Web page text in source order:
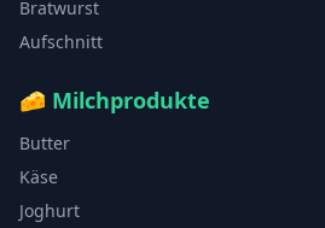
Bratwurst
Aufschnitt
🧀 Milchprodukte
Butter
Käse
Joghurt